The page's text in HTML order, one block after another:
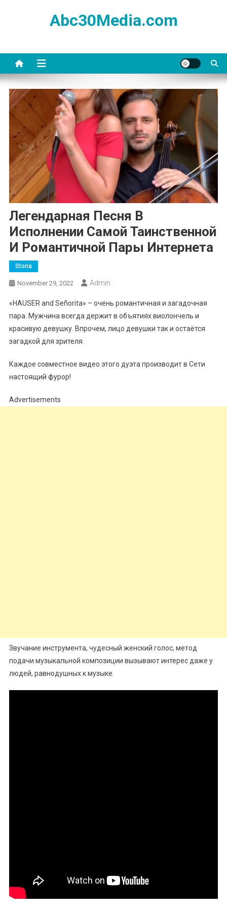
Abc30Media.com
Легендарная Песня В
Исполнении Самой Таинственной
И Романтичной Пары Интернета
Storia
November 29, 2022 Admin
«HAUSER and Señorita» – очень романтичная и загадочная
пара. Мужчина всегда держит в объятиях виолончель и
красивую девушку. Впрочем, лицо девушки так и остаётся
загадкой для зрителя.
Каждое совместное видео этого дуэта производит в Сети
настоящий фурор!
Advertisements
Звучание инструмента, чудесный женский голос, метод
подачи музыкальной композиции вызывают интерес даже у
людей, равнодушных к музыке.